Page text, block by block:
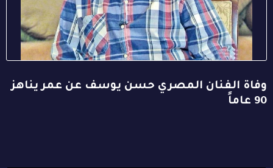
وفاة الفنان المصري حسن يوسف عن عمر يناهز
90 عاماً